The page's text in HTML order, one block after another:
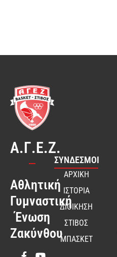
Α.Γ.Ε.Ζ.
Αθλητική
Γυμναστική
Ένωση
Ζακύνθου
ΣΎΝΔΕΣΜΟΙ
ΑΡΧΙΚΗ
ΙΣΤΟΡΙΑ
ΔΙΟΙΚΗΣΗ
ΣΤΙΒΟΣ
ΜΠΑΣΚΕΤ